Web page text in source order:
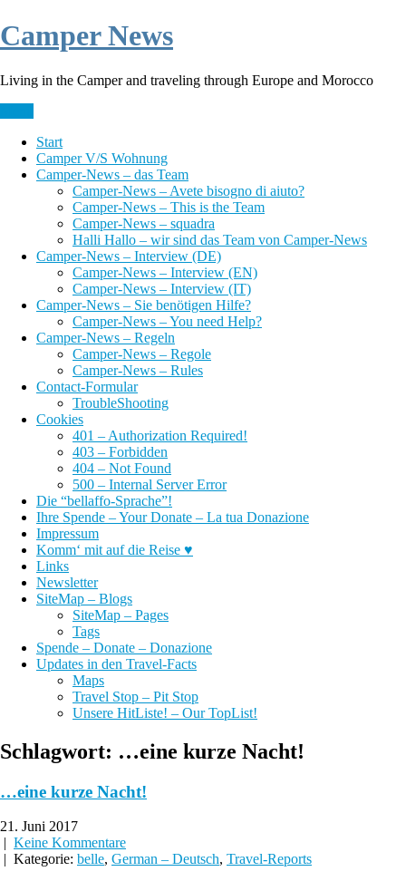
Skip
to
Camper News
Living in the Camper and traveling through Europe and Morocco
Start
Camper V/S Wohnung
Camper-News – das Team
Camper-News – Avete bisogno di aiuto?
Camper-News – This is the Team
Camper-News – squadra
Halli Hallo – wir sind das Team von Camper-News
Camper-News – Interview (DE)
Camper-News – Interview (EN)
Camper-News – Interview (IT)
Camper-News – Sie benötigen Hilfe?
Camper-News – You need Help?
Camper-News – Regeln
Camper-News – Regole
Camper-News – Rules
Contact-Formular
TroubleShooting
Cookies
401 – Authorization Required!
403 – Forbidden
404 – Not Found
500 – Internal Server Error
Die “bellaffo-Sprache”!
Ihre Spende – Your Donate – La tua Donazione
Impressum
Komm‘ mit auf die Reise ♥
Links
Newsletter
SiteMap – Blogs
SiteMap – Pages
Tags
Spende – Donate – Donazione
Updates in den Travel-Facts
Maps
Travel Stop – Pit Stop
Unsere HitListe! – Our TopList!
Schlagwort: …eine kurze Nacht!
…eine kurze Nacht!
21. Juni 2017
| Keine Kommentare
| Kategorie: belle, German – Deutsch, Travel-Reports